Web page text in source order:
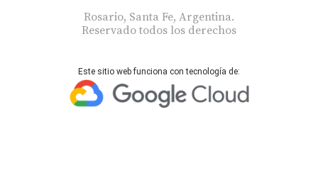
Rosario, Santa Fe, Argentina.
Reservado todos los derechos
Este sitio web funciona con tecnología de: